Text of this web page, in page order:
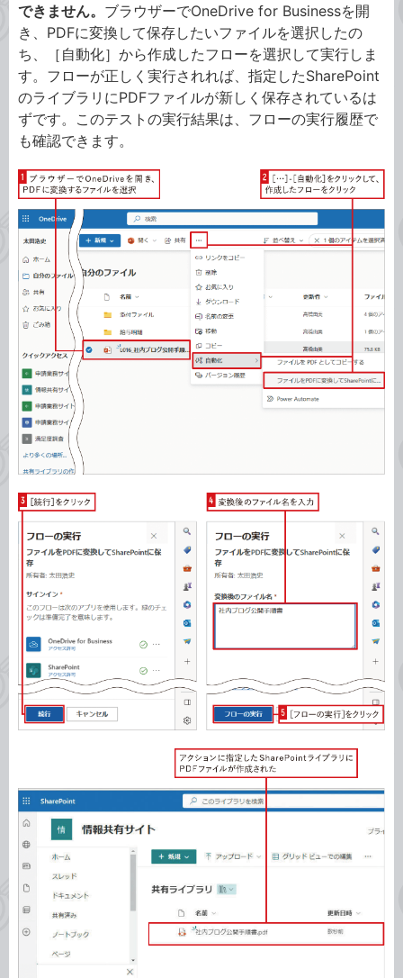
できません。 ブラウザーでOneDrive for Businessを開
き、PDFに変換して保存したいファイルを選択したの
ち、［自動化］から作成したフローを選択して実行しま
す。フローが正しく実行されれば、指定したSharePoint
のライブラリにPDFファイルが新しく保存されているは
ずです。このテストの実行結果は、フローの実行履歴で
も確認できます。